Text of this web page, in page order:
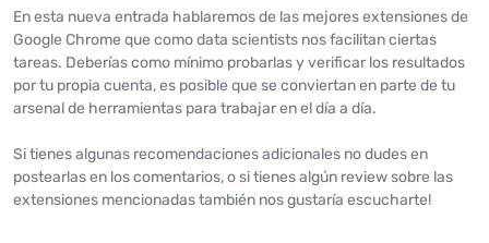
En esta nueva entrada hablaremos de las mejores extensiones de
Google Chrome que como data scientists nos facilitan ciertas
tareas. Deberías como mínimo probarlas y verificar los resultados
por tu propia cuenta, es posible que se conviertan en parte de tu
arsenal de herramientas para trabajar en el día a día.
Si tienes algunas recomendaciones adicionales no dudes en
postearlas en los comentarios, o si tienes algún review sobre las
extensiones mencionadas también nos gustaría escucharte!